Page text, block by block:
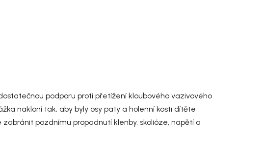
podporu proti přetížení kloubového vazivového
nakloní tak, aby byly osy paty a holenní kosti dítěte
pozdnímu propadnutí klenby, skolióze, napětí a